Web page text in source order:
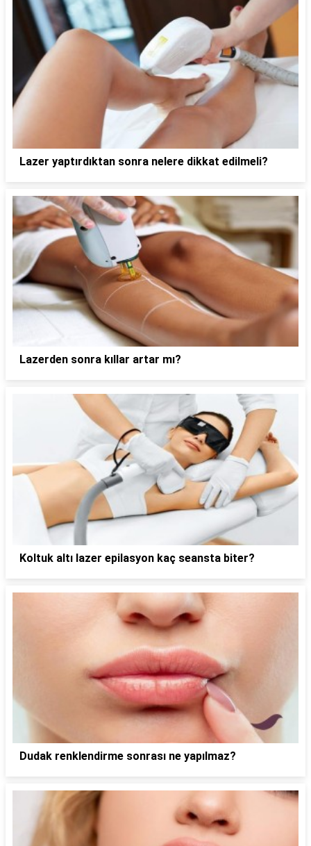
Lazer yaptırdıktan sonra nelere dikkat edilmeli?
Lazerden sonra kıllar artar mı?
Koltuk altı lazer epilasyon kaç seansta biter?
Dudak renklendirme sonrası ne yapılmaz?